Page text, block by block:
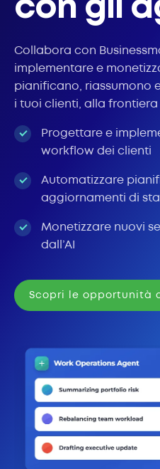
con gli
Collabora con
implementare e
pianificano, riassumono
i tuoi clienti, alla
Progettare e
workflow dei clienti
Automatizzare
aggiornamenti di
Monetizzare nuovi
dall’AI
Scopri le opportunità